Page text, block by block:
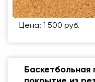
Цена: 1 500 руб.